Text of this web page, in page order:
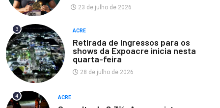
23 de julho de 2026
3 ACRE
Retirada de ingressos para os
shows da Expoacre inicia nesta
quarta-feira
28 de julho de 2026
4 ACRE